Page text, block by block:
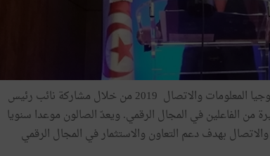
كانت مشاركة هواوي متميزة في الدورة للصالون الدولي لتكنولوجيا المعلومات والاتصال 2019 من خلال مشاركة نائب رئيس
الفاعلين في المجال الرقمي. ويعدّ الصالون موعدا سنويا
بهدف دعم التعاون والاستثمار في المجال الرقمي